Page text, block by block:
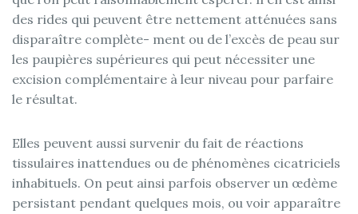
des rides qui peuvent être nettement atténuées sans
disparaître complète- ment ou de l’excès de peau sur
les paupières supérieures qui peut nécessiter une
excision complémentaire à leur niveau pour parfaire
le résultat.
Elles peuvent aussi survenir du fait de réactions
tissulaires inattendues ou de phénomènes cicatriciels
inhabituels. On peut ainsi parfois observer un œdème
persistant pendant quelques mois, ou voir apparaître